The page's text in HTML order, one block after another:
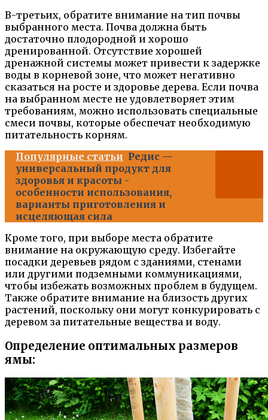
В-третьих, обратите внимание на тип почвы
выбранного места. Почва должна быть
достаточно плодородной и хорошо
дренированной. Отсутствие хорошей
дренажной системы может привести к задержке
воды в корневой зоне, что может негативно
сказаться на росте и здоровье дерева. Если почва
на выбранном месте не удовлетворяет этим
требованиям, можно использовать специальные
смеси почвы, которые обеспечат необходимую
питательность корням.
Популярные статьи Редис —
универсальный продукт для
здоровья и красоты -
особенности использования,
варианты приготовления и
исцеляющая сила
Кроме того, при выборе места обратите
внимание на окружающую среду. Избегайте
посадки деревьев рядом с зданиями, стенами
или другими подземными коммуникациями,
чтобы избежать возможных проблем в будущем.
Также обратите внимание на близость других
растений, поскольку они могут конкурировать с
деревом за питательные вещества и воду.
Определение оптимальных размеров
ямы: